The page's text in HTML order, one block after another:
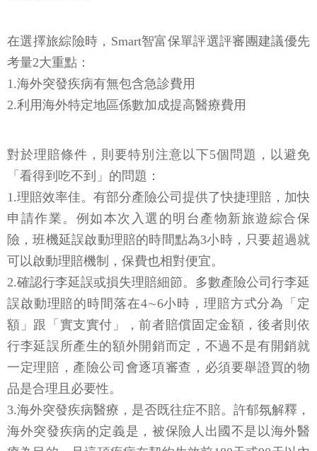
在選擇旅綜險時，Smart智富保單評選評審團建議優先
考量2大重點：
1.海外突發疾病有無包含急診費用
2.利用海外特定地區係數加成提高醫療費用
對於理賠條件，則要特別注意以下5個問題，以避免
「看得到吃不到」的問題：
1.理賠效率佳。有部分產險公司提供了快捷理賠，加快
申請作業。例如本次入選的明台產物新旅遊綜合保
險，班機延誤啟動理賠的時間點為3小時，只要超過就
可以啟動理賠機制，保費也相對便宜。
2.確認行李延誤或損失理賠細節。多數產險公司行李延
誤啟動理賠的時間落在4∼6小時，理賠方式分為「定
額」跟「實支實付」，前者賠償固定金額，後者則依
行李延誤所產生的額外開銷而定，不過不是有開銷就
一定理賠，產險公司會逐項審查，必須要舉證買的物
品是合理且必要性。
3.海外突發疾病醫療，是否既往症不賠。許郁氛解釋，
海外突發疾病的定義是，被保險人出國不是以海外醫